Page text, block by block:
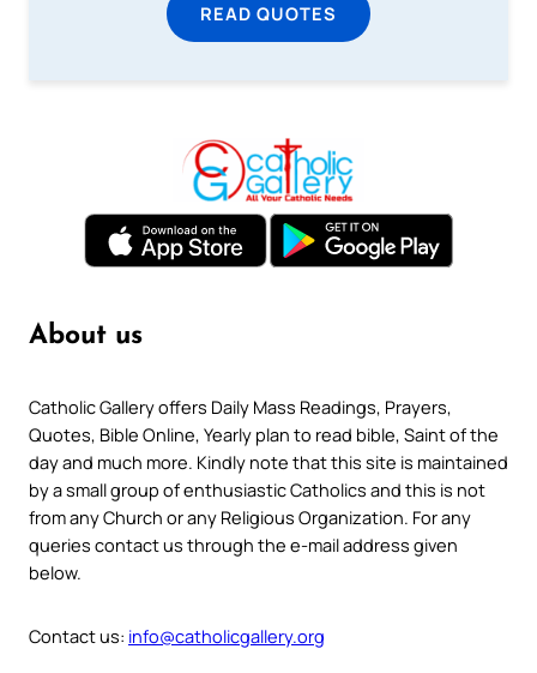
READ QUOTES
About us
Catholic Gallery offers Daily Mass Readings, Prayers,
Quotes, Bible Online, Yearly plan to read bible, Saint of the
day and much more. Kindly note that this site is maintained
by a small group of enthusiastic Catholics and this is not
from any Church or any Religious Organization. For any
queries contact us through the e-mail address given
below.
Contact us: info@catholicgallery.org